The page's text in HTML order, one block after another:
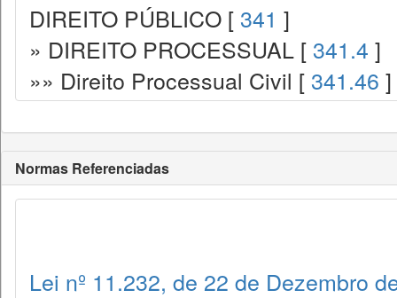
DIREITO PÚBLICO [ 341 ]
» DIREITO PROCESSUAL [ 341.4 ]
»» Direito Processual Civil [ 341.46 ]
Normas Referenciadas
Lei nº 11.232, de 22 de Dezembro